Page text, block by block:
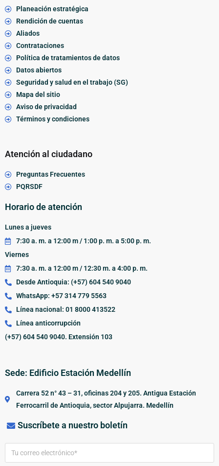
Planeación estratégica
Rendición de cuentas
Aliados
Contrataciones
Política de tratamientos de datos
Datos abiertos
Seguridad y salud en el trabajo (SG)
Mapa del sitio
Aviso de privacidad
Términos y condiciones
Atención al ciudadano
Preguntas Frecuentes
PQRSDF
Horario de atención
Lunes a jueves
7:30 a. m. a 12:00 m / 1:00 p. m. a 5:00 p. m.
Viernes
7:30 a. m. a 12:00 m / 12:30 m. a 4:00 p. m.
Desde Antioquia: (+57) 604 540 9040
WhatsApp: +57 314 779 5563
Línea nacional: 01 8000 413522
Línea anticorrupción
(+57) 604 540 9040. Extensión 103
Sede: Edificio Estación Medellín
Carrera 52 n° 43 – 31, oficinas 204 y 205. Antigua Estación
Ferrocarril de Antioquia, sector Alpujarra. Medellín
Suscríbete a nuestro boletín